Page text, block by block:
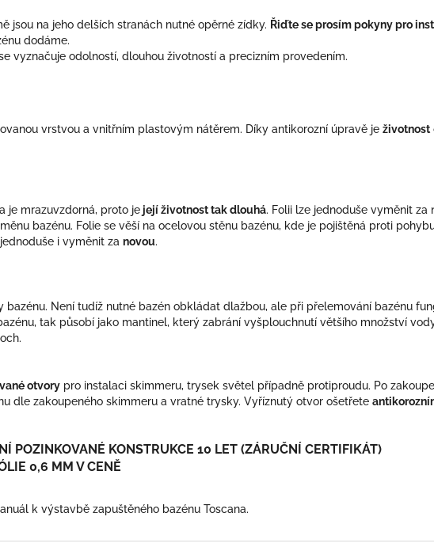
jsou na jeho delších stranách nutné opěrné zídky. Řiďte se prosím pokyny pro
dodáme.
vyznačuje odolností, dlouhou životností a precizním provedením.
vrstvou a vnitřním plastovým nátěrem. Díky antikorozní úpravě je životnost
je mrazuvzdorná, proto je její životnost tak dlouhá. Folii lze jednoduše vyměnit za
bazénu. Folie se věší na ocelovou stěnu bazénu, kde je pojištěná proti
i vyměnit za novou.
bazénu. Není tudíž nutné bazén obkládat dlažbou, ale při přelemování bazénu
tak působí jako mantinel, který zabrání vyšplouchnutí většího množství
otvory pro instalaci skimmeru, trysek světel případně protiproudu. Po
dle zakoupeného skimmeru a vratné trysky. Vyříznutý otvor ošetřete
POZINKOVANÉ KONSTRUKCE 10 LET (ZÁRUČNÍ CERTIFIKÁT)
0,6 MM V CENĚ
k výstavbě zapuštěného bazénu Toscana.